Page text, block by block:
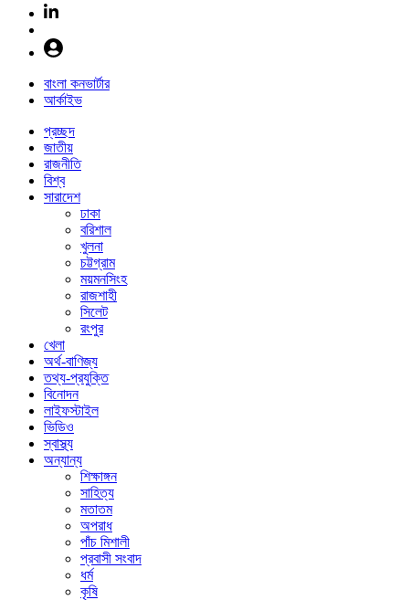
বাংলা কনভার্টার
আর্কাইভ
প্রচ্ছদ
জাতীয়
রাজনীতি
বিশ্ব
সারাদেশ
ঢাকা
বরিশাল
খুলনা
চট্টগ্রাম
ময়মনসিংহ
রাজশাহী
সিলেট
রংপুর
খেলা
অর্থ-বাণিজ্য
তথ্য-প্রযুক্তি
বিনোদন
লাইফস্টাইল
ভিডিও
স্বাস্থ্য
অন্যান্য
শিক্ষাঙ্গন
সাহিত্য
মতাতম
অপরাধ
পাঁচ মিশালী
প্রবাসী সংবাদ
ধর্ম
কৃষি